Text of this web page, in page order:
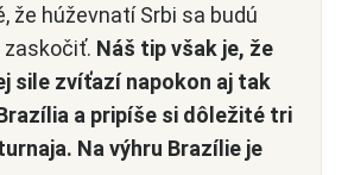
že húževnatí Srbi sa budú
Náš tip však je, že
sile zvíťazí napokon aj tak
a pripíše si dôležité tri
Na výhru Brazílie je